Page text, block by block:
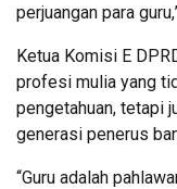
perjuangan para
Ketua Komisi E
profesi mulia yang
pengetahuan, tetapi
generasi penerus
“Guru adalah